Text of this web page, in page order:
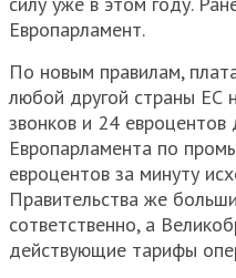
Европарламент.
По новым правилам,
любой другой страны ЕС
звонков и 24
Европарламента по
евроцентов за минуту
Правительства же
сответственно, а
действующие тарифы